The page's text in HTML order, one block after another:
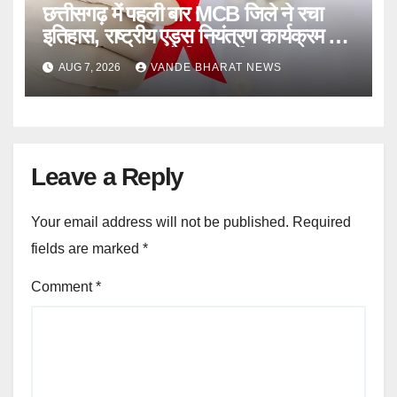
छत्तीसगढ़ में पहली बार MCB जिले ने रचा
इतिहास, राष्ट्रीय एड्स नियंत्रण कार्यक्रम के
95-95-95 लक्ष्य को किया हासिल
AUG 7, 2026 VANDE BHARAT NEWS
Leave a Reply
Your email address will not be published. Required
fields are marked *
Comment*